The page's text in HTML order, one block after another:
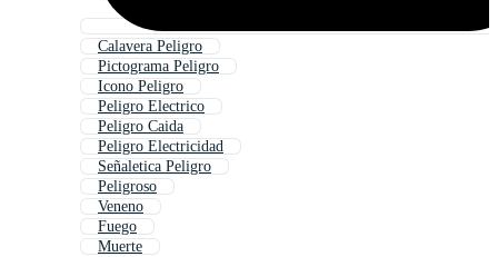
Calavera Peligro
Pictograma Peligro
Icono Peligro
Peligro Electrico
Peligro Caida
Peligro Electricidad
Señaletica Peligro
Peligroso
Veneno
Fuego
Muerte